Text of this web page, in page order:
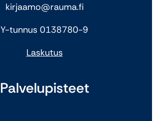
kirjaamo@rauma.fi
Y-tunnus 0138780-9
Laskutus
Palvelupisteet